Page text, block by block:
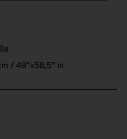
/ 49”x56,5” in